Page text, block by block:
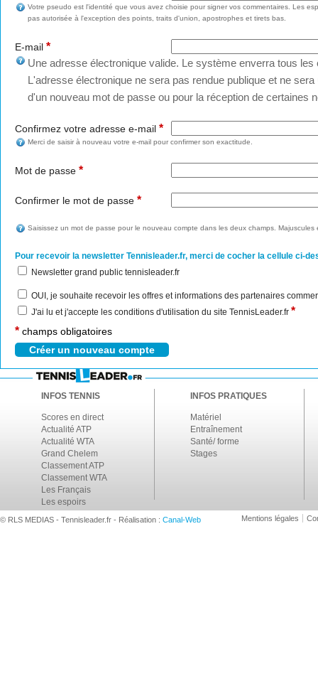
Votre pseudo est l'identité que vous avez choisie pour signer vos commentaires. Les
pas autorisée à l'exception des points, traits d'union, apostrophes et tirets bas.
E-mail *
Une adresse électronique valide. Le système enverra tous
L'adresse électronique ne sera pas rendue publique et ne
d'un nouveau mot de passe ou pour la réception de certaines
Confirmez votre adresse e-mail *
Merci de saisir à nouveau votre e-mail pour confirmer son exactitude.
Mot de passe *
Confirmer le mot de passe *
Saisissez un mot de passe pour le nouveau compte dans les deux champs. Majuscules
Pour recevoir la newsletter Tennisleader.fr, merci de cocher la cellule ci-
Newsletter grand public tennisleader.fr
OUI, je souhaite recevoir les offres et informations des partenaires
J'ai lu et j'accepte les conditions d'utilisation du site TennisLeader.fr *
* champs obligatoires
INFOS TENNIS
Scores en direct
Actualité ATP
Actualité WTA
Grand Chelem
Classement ATP
Classement WTA
Les Français
Les espoirs
INFOS PRATIQUES
Matériel
Entraînement
Santé/ forme
Stages
© RLS MEDIAS - Tennisleader.fr - Réalisation : Canal-Web Mentions légales